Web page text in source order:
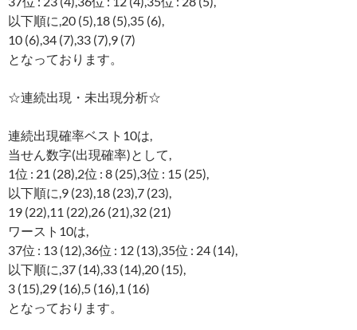
以下順に,20 (5),18 (5),35 (6),
10 (6),34 (7),33 (7),9 (7)
となっております。
☆連続出現・未出現分析☆
連続出現確率ベスト10は,
当せん数字(出現確率)として,
1位 : 21 (28),2位 : 8 (25),3位 : 15 (25),
以下順に,9 (23),18 (23),7 (23),
19 (22),11 (22),26 (21),32 (21)
ワースト10は,
37位 : 13 (12),36位 : 12 (13),35位 : 24 (14),
以下順に,37 (14),33 (14),20 (15),
3 (15),29 (16),5 (16),1 (16)
となっております。